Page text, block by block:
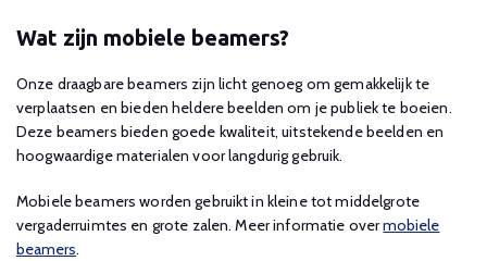
Wat zijn mobiele beamers?
Onze draagbare beamers zijn licht genoeg om gemakkelijk te
verplaatsen en bieden heldere beelden om je publiek te boeien.
Deze beamers bieden goede kwaliteit, uitstekende beelden en
hoogwaardige materialen voor langdurig gebruik.
Mobiele beamers worden gebruikt in kleine tot middelgrote
vergaderruimtes en grote zalen. Meer informatie overmobiele
beamers.